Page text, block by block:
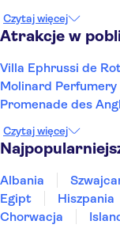
Draguignan
Czytaj więcej
Atrakcje w
Villa Ephrussi de
Molinard Perfumery
Promenade des
Nice Old Town
Disneyland® Paris
Pałac wersalski
Most Awinioński
Czytaj więcej
Albania
Egipt
Hiszpania
Chorwacja